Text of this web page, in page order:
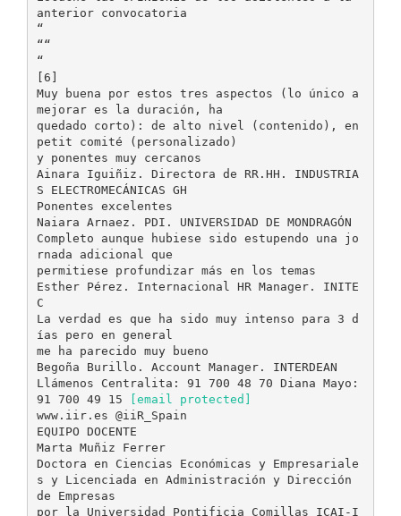
anterior convocatoria
“
““
“
[6]
Muy buena por estos tres aspectos (lo único a
mejorar es la duración, ha
quedado corto): de alto nivel (contenido), en
petit comité (personalizado)
y ponentes muy cercanos
Ainara Iguiñiz. Directora de RR.HH. INDUSTRIA
S ELECTROMECÁNICAS GH
Ponentes excelentes
Naiara Arnaez. PDI. UNIVERSIDAD DE MONDRAGÓN
Completo aunque hubiese sido estupendo una jo
rnada adicional que
permitiese profundizar más en los temas
Esther Pérez. Internacional HR Manager. INITE
C
La verdad es que ha sido muy intenso para 3 d
ías pero en general
me ha parecido muy bueno
Begoña Burillo. Account Manager. INTERDEAN
Llámenos Centralita: 91 700 48 70 Diana Mayo:
91 700 49 15
[email protected]
www.iir.es @iiR_Spain
EQUIPO DOCENTE
Marta Muñiz Ferrer
Doctora en Ciencias Económicas y Empresariale
s y Licenciada en Administración y Dirección
de Empresas
por la Universidad Pontificia Comillas ICAI-I